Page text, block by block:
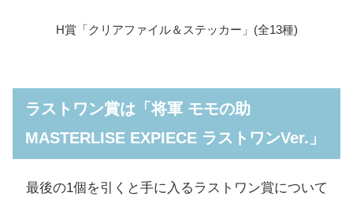
H賞「クリアファイル＆ステッカー」(全13種)
ラストワン賞は「将軍 モモの助
MASTERLISE EXPIECE ラストワンVer.」
最後の1個を引くと手に入るラストワン賞について